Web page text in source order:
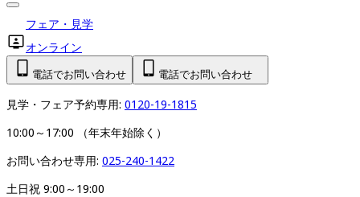
フェア・見学
オンライン
電話でお問い合わせ 電話でお問い合わせ
見学・フェア予約専用: 0120-19-1815
10:00～17:00 （年末年始除く）
お問い合わせ専用: 025-240-1422
土日祝 9:00～19:00